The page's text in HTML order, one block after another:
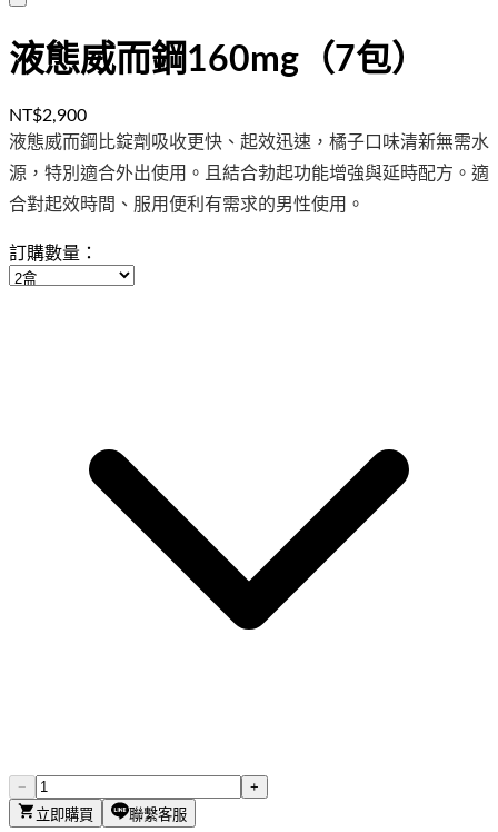
液態威而鋼160mg（7包）
NT$2,900
液態威而鋼比錠劑吸收更快、起效迅速，橘子口味清新無需水
源，特別適合外出使用。且結合勃起功能增強與延時配方。適
合對起效時間、服用便利有需求的男性使用。
訂購數量：
−
+
立即購買
聯繫客服